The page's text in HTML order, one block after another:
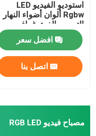
استوديو الفيديو LED
Rgbw ألوان أضواء النهار
التصوير الفوتوغرافي
لصانع الأفلام
افضل سعر
اتصل بنا
مصباح فيديو RGB LED